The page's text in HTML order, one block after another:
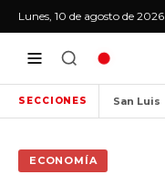
Lunes, 10 de agosto de 2026
SECCIONES San Luis
ECONOMÍA